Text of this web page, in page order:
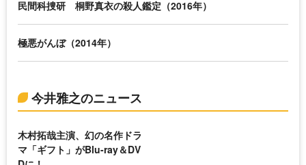
民間科捜研 桐野真衣の殺人鑑定（2016年）
極悪がんぼ（2014年）
今井雅之のニュース
木村拓哉主演、幻の名作ドラ
マ「ギフト」がBlu-ray＆DV